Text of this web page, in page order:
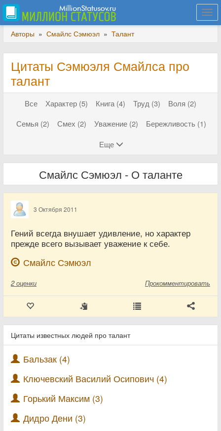
Авторы » Смайлс Сэмюэл » Талант
Цитаты Сэмюэля Смайлса про
талант
Все Характер (5) Книга (4) Труд (3)
Воля (2)
Семья (2)
Смех (2) Уважение (2)
Бережливость (1)
Еще
Смайлс Сэмюэл - О таланте
3 Октября 2011
Гений всегда внушает удивление, но характер
прежде всего вызывает уважение к себе.
Смайлс Сэмюэл
2 оценки Прокомментировать
Цитаты известных людей про талант
Бальзак (4)
Ключевский Василий Осипович (4)
Горький Максим (3)
Дидро Дени (3)